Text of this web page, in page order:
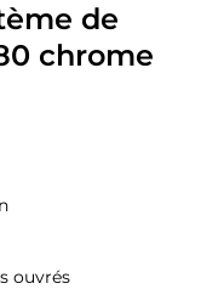
de
chrome
ouvrés